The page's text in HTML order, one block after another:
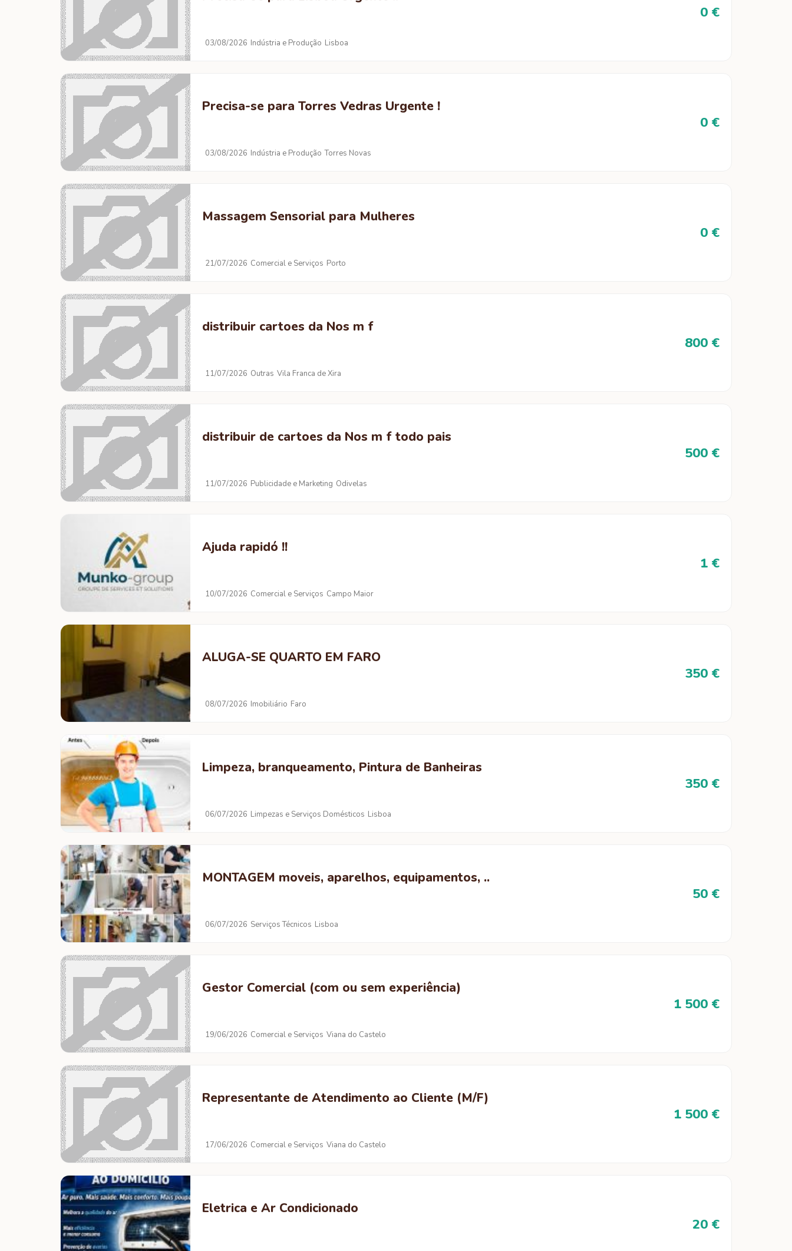
03/08/2026 Indústria e Produção Lisboa
0 €
Precisa-se para Torres Vedras Urgente !
03/08/2026 Indústria e Produção Torres Novas
0 €
Massagem Sensorial para Mulheres
21/07/2026 Comercial e Serviços Porto
0 €
distribuir cartoes da Nos m f
11/07/2026 Outras Vila Franca de Xira
800 €
distribuir de cartoes da Nos m f todo pais
11/07/2026 Publicidade e Marketing Odivelas
500 €
Ajuda rapidó !!
10/07/2026 Comercial e Serviços Campo Maior
1 €
ALUGA-SE QUARTO EM FARO
08/07/2026 Imobiliário Faro
350 €
Limpeza, branqueamento, Pintura de Banheiras
06/07/2026 Limpezas e Serviços Domésticos Lisboa
350 €
MONTAGEM moveis, aparelhos, equipamentos, ..
06/07/2026 Serviços Técnicos Lisboa
50 €
Gestor Comercial (com ou sem experiência)
19/06/2026 Comercial e Serviços Viana do Castelo
1 500 €
Representante de Atendimento ao Cliente (M/F)
17/06/2026 Comercial e Serviços Viana do Castelo
1 500 €
Eletrica e Ar Condicionado
20 €